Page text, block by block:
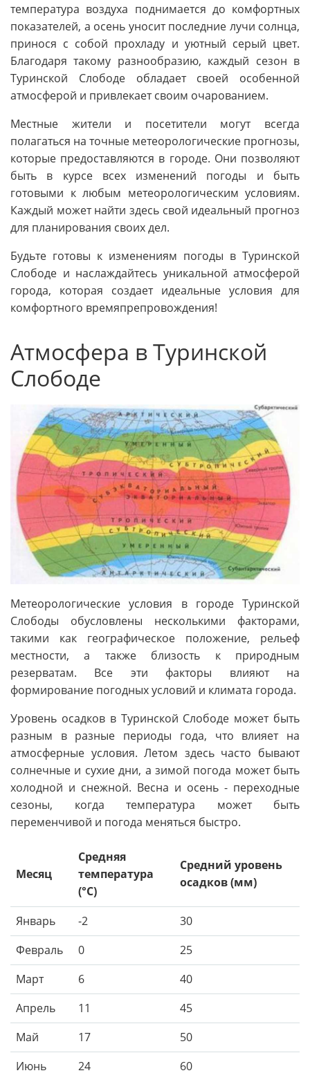
температура воздуха поднимается до комфортных
показателей, а осень уносит последние лучи солнца,
принося с собой прохладу и уютный серый цвет.
Благодаря такому разнообразию, каждый сезон в
Туринской Слободе обладает своей особенной
атмосферой и привлекает своим очарованием.
Местные жители и посетители могут всегда
полагаться на точные метеорологические прогнозы,
которые предоставляются в городе. Они позволяют
быть в курсе всех изменений погоды и быть
готовыми к любым метеорологическим условиям.
Каждый может найти здесь свой идеальный прогноз
для планирования своих дел.
Будьте готовы к изменениям погоды в Туринской
Слободе и наслаждайтесь уникальной атмосферой
города, которая создает идеальные условия для
комфортного времяпрепровождения!
Атмосфера в Туринской
Слободе
Метеорологические условия в городе Туринской
Слободы обусловлены несколькими факторами,
такими как географическое положение, рельеф
местности, а также близость к природным
резерватам. Все эти факторы влияют на
формирование погодных условий и климата города.
Уровень осадков в Туринской Слободе может быть
разным в разные периоды года, что влияет на
атмосферные условия. Летом здесь часто бывают
солнечные и сухие дни, а зимой погода может быть
холодной и снежной. Весна и осень - переходные
сезоны, когда температура может быть
переменчивой и погода меняться быстро.
Месяц
Средняя
температура
(°C)
Средний уровень
осадков (мм)
Январь -2
30
Февраль
0
25
Март
6
40
Апрель
11
45
Май
17
50
Июнь
24 60